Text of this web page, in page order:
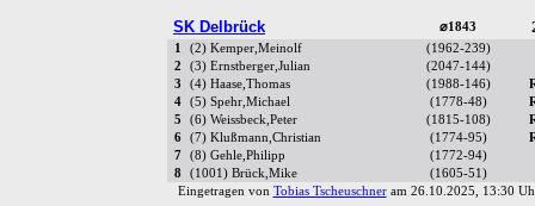
SK Delbrück ⌀1843
1 (2) Kemper,Meinolf
(1962-239)
2
(3) Ernstberger,Julian
(2047-144)
3
(4) Haase,Thomas (1988-146)
4
(5) Spehr,Michael (1778-48)
5
(6) Weissbeck,Peter (1815-108)
6
(7) Klußmann,Christian (1774-95)
7
(8) Gehle,Philipp
(1772-94)
8
(1001) Brück,Mike
(1605-51)
Eingetragen von Tobias Tscheuschneram 26.10.2025, 13:30